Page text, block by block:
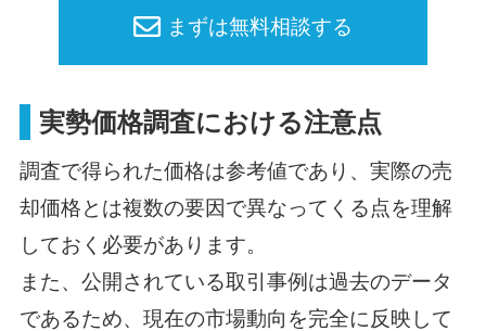
まずは無料相談する
実勢価格調査における注意点
調査で得られた価格は参考値であり、実際の売
却価格とは複数の要因で異なってくる点を理解
しておく必要があります。
また、公開されている取引事例は過去のデータ
であるため、現在の市場動向を完全に反映して